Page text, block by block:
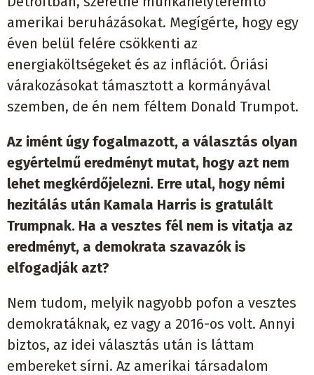
amerikai beruházásokat. Megígérte, hogy egy
éven belül felére csökkenti az
energiaköltségeket és az inflációt. Óriási
várakozásokat támasztott a kormányával
szemben, de én nem féltem Donald Trumpot.
Az imént úgy fogalmazott, a választás olyan
egyértelmű eredményt mutat, hogy azt nem
lehet megkérdőjelezni. Erre utal, hogy némi
hezitálás után Kamala Harris is gratulált
Trumpnak. Ha a vesztes fél nem is vitatja az
eredményt, a demokrata szavazók is
elfogadják azt?
Nem tudom, melyik nagyobb pofon a vesztes
demokratáknak, ez vagy a 2016-os volt. Annyi
biztos, az idei választás után is láttam
embereket sírni. Az amerikai társadalom